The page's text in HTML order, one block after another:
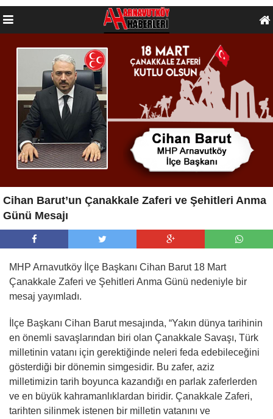
Cihan Barut’un Çanakkale Zaferi ve Şehitleri Anma
Günü Mesajı
MHP Arnavutköy İlçe Başkanı Cihan Barut 18 Mart
Çanakkale Zaferi ve Şehitleri Anma Günü nedeniyle bir
mesaj yayımladı.
İlçe Başkanı Cihan Barut mesajında, “Yakın dünya tarihinin
en önemli savaşlarından biri olan Çanakkale Savaşı, Türk
milletinin vatanı için gerektiğinde neleri feda edebileceğini
gösterdiği bir dönemin simgesidir. Bu zafer, aziz
milletimizin tarih boyunca kazandığı en parlak zaferlerden
ve en büyük kahramanlıklardan biridir. Çanakkale Zaferi,
tarihten silinmek istenen bir milletin vatanını ve